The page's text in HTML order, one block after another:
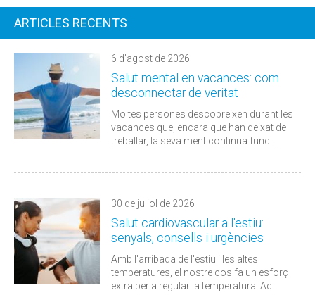
ARTICLES RECENTS
6 d'agost de 2026
Salut mental en vacances: com
desconnectar de veritat
Moltes persones descobreixen durant les
vacances que, encara que han deixat de
treballar, la seva ment continua funci...
30 de juliol de 2026
Salut cardiovascular a l'estiu:
senyals, consells i urgències
Amb l'arribada de l'estiu i les altes
temperatures, el nostre cos fa un esforç
extra per a regular la temperatura. Aq...